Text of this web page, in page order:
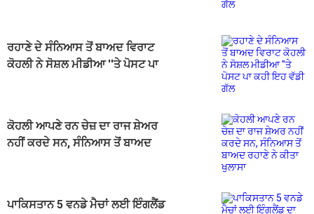
ਰਹਾਣੇ ਦੇ ਸੰਨਿਆਸ ਤੋਂ ਬਾਅਦ ਵਿਰਾਟ
ਕੋਹਲੀ ਨੇ ਸੋਸ਼ਲ ਮੀਡੀਆ ''ਤੇ ਪੋਸਟ ਪਾ
ਕੋਹਲੀ ਆਪਣੇ ਰਨ ਚੇਜ਼ ਦਾ ਰਾਜ ਸ਼ੇਅਰ
ਨਹੀਂ ਕਰਦੇ ਸਨ, ਸੰਨਿਆਸ ਤੋਂ ਬਾਅਦ
ਪਾਕਿਸਤਾਨ 5 ਵਨਡੇ ਮੈਚਾਂ ਲਈ ਇੰਗਲੈਂਡ